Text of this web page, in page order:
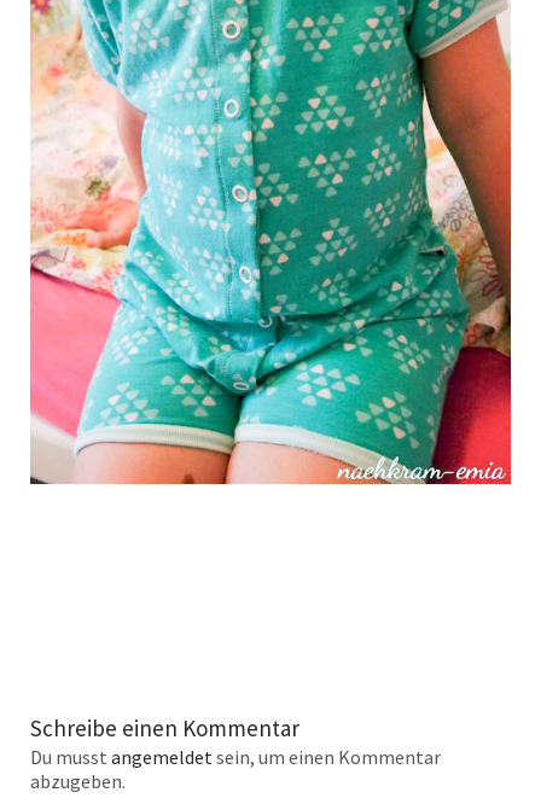
Schreibe einen Kommentar
Du musst angemeldetsein, um einen Kommentar
abzugeben.